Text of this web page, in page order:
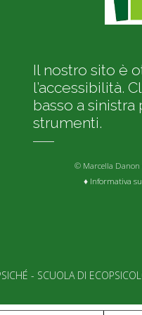
Il nostro sito è
l’accessibilità.
basso a
strumenti.
© Marcella
♦ Informativa
- SCUOLA DI